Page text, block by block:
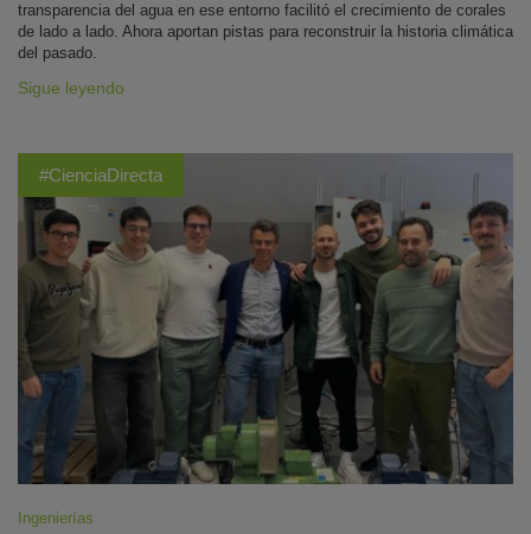
transparencia del agua en ese entorno facilitó el crecimiento de corales
de lado a lado. Ahora aportan pistas para reconstruir la historia climática
del pasado.
Sigue leyendo
#CienciaDirecta
Ingenierías